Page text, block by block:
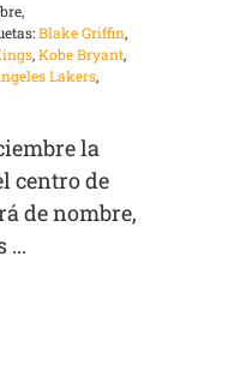
Blake Griffin,
,Kobe Bryant,
Lakers,
la
centro de
de nombre,
...